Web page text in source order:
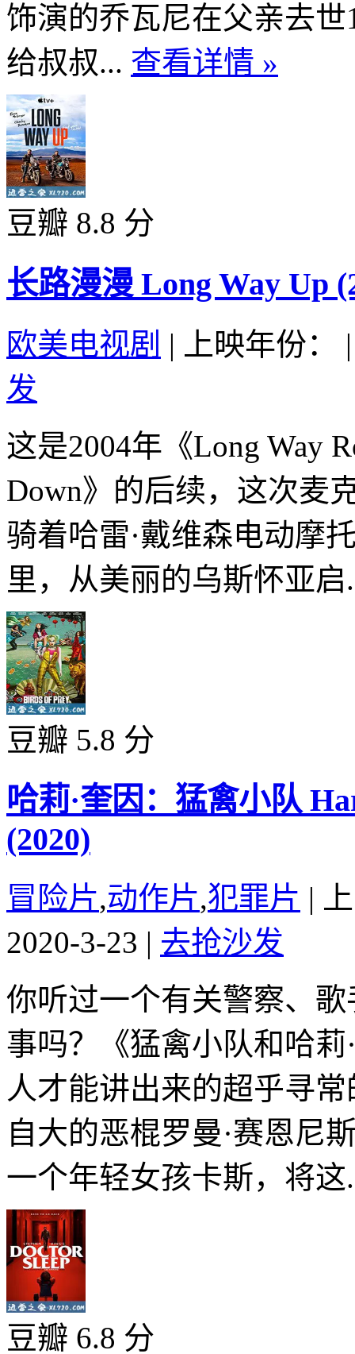
饰演的乔瓦尼在父亲去
给叔叔... 查看详情 »
豆瓣 8.8 分
长路漫漫 Long Way Up
欧美电视剧 | 上映年份：
|
发
这是2004年《Long Way
Down》的后续，这次麦
骑着哈雷·戴维森电动摩
里，从美丽的乌斯怀亚
豆瓣 5.8 分
哈莉·奎因：猛禽小队
(2020)
冒险片,动作片,犯罪片 |
2020-3-23 | 去抢沙发
你听过一个有关警察、
事吗？《猛禽小队和哈
人才能讲出来的超乎寻
自大的恶棍罗曼·赛恩尼
一个年轻女孩卡斯，将
豆瓣 6.8 分